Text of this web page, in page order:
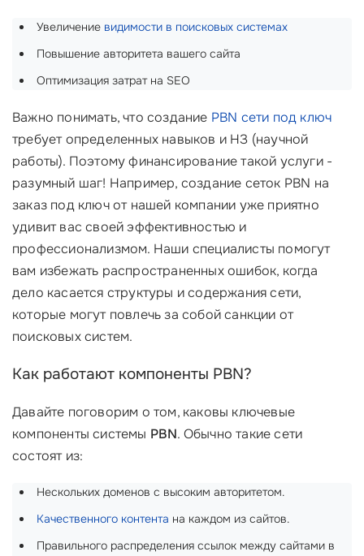
Увеличение видимости в поисковых системах
Повышение авторитета вашего сайта
Оптимизация затрат на SEO
Важно понимать, что создание PBN сети под ключ
требует определенных навыков и НЗ (научной
работы). Поэтому финансирование такой услуги -
разумный шаг! Например, создание сеток PBN на
заказ под ключ от нашей компании уже приятно
удивит вас своей эффективностью и
профессионализмом. Наши специалисты помогут
вам избежать распространенных ошибок, когда
дело касается структуры и содержания сети,
которые могут повлечь за собой санкции от
поисковых систем.
Как работают компоненты PBN?
Давайте поговорим о том, каковы ключевые
компоненты системы PBN. Обычно такие сети
состоят из:
Нескольких доменов с высоким авторитетом.
Качественного контента на каждом из сайтов.
Правильного распределения ссылок между сайтами в